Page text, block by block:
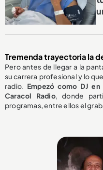
Tremenda trayectoria la
Pero antes de llegar a la
su carrera profesional y lo
radio. Empezó como DJ en
Caracol Radio, donde
programas, entre ellos el